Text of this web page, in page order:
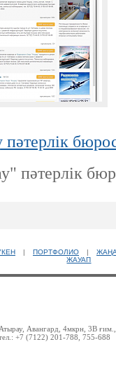
пәтерлік
пәтерлік
| ПОРТФОЛИО |
ЖАУАП
Атырау, Авангард, 4мкрн, 3В
+7 (7122) 201-788, 755-688